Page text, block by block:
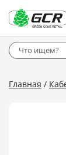
Главная